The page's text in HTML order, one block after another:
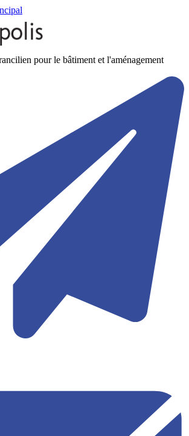
pour le bâtiment et l'aménagement